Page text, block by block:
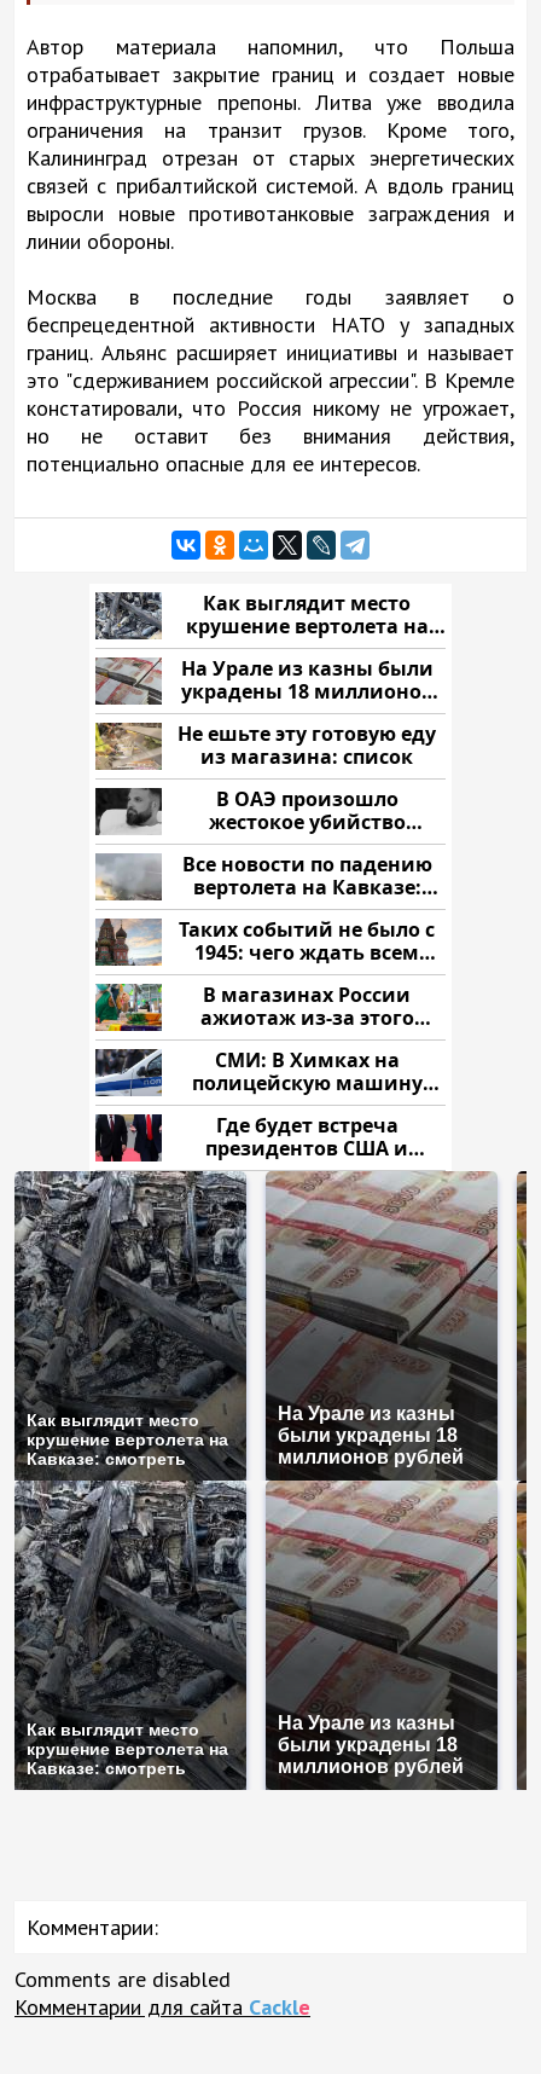
Автор материала напомнил, что Польша
отрабатывает закрытие границ и создает новые
инфраструктурные препоны. Литва уже вводила
ограничения на транзит грузов. Кроме того,
Калининград отрезан от старых энергетических
связей с прибалтийской системой. А вдоль границ
выросли новые противотанковые заграждения и
линии обороны.
Москва в последние годы заявляет о
беспрецедентной активности НАТО у западных
границ. Альянс расширяет инициативы и называет
это "сдерживанием российской агрессии". В Кремле
констатировали, что Россия никому не угрожает,
но не оставит без внимания действия,
потенциально опасные для ее интересов.
Как выглядит место
крушение вертолета на
Кавказе: смотреть
На Урале из казны были
украдены 18 миллионов
рублей
Не ешьте эту готовую еду
из магазина: список
В ОАЭ произошло
жестокое убийство
криптомиллионера
Все новости по падению
вертолета на Кавказе:
читать здесь
Таких событий не было с
1945: чего ждать всем
нам?
В магазинах России
ажиотаж из-за этого
продукта: что купить?
СМИ: В Химках на
полицейскую машину
напали и подожгли.
Где будет встреча
президентов США и
России: Европа?
Как выглядит место
крушение вертолета на
Кавказе: смотреть
На Урале из казны
были украдены 18
миллионов рублей
Как выглядит место
крушение вертолета на
Кавказе: смотреть
На Урале из казны
были украдены 18
миллионов рублей
Комментарии:
Comments are disabled
Комментарии для сайта Cackle